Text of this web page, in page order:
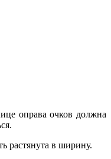
оправа очков должна
растянута в ширину.